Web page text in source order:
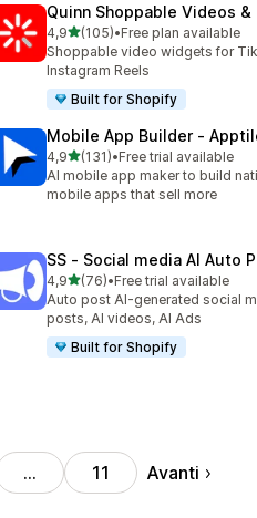
Quinn Shoppable Videos &
4,9stelle su 5
(105)
105 recensioni totali
•Free plan available
Shoppable video widgets for
Instagram Reels
Built for Shopify
Mobile App Builder ‑
4,9stelle su 5
(131)
131 recensioni totali
•Free trial available
AI mobile app maker to build
mobile apps that sell more
SS ‑ Social media AI Auto
4,9stelle su 5
(76)
76 recensioni totali
•Free trial available
Auto post AI-generated social
posts, AI videos, AI Ads
Built for Shopify
… 11 Avanti